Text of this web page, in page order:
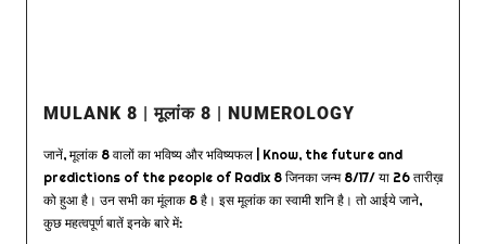
MULANK 8 | मूलांक 8 | NUMEROLOGY
जानें, मूलांक 8 वालों का भविष्य और भविष्यफल | Know, the future and
predictions of the people of Radix 8 जिनका जन्म 8/17/ या 26 तारीख़
को हुआ है। उन सभी का मूंलाक 8 है। इस मूलांक का स्वामी शनि है। तो आईये जाने,
कुछ महत्वपूर्ण बातें इनके बारे में: